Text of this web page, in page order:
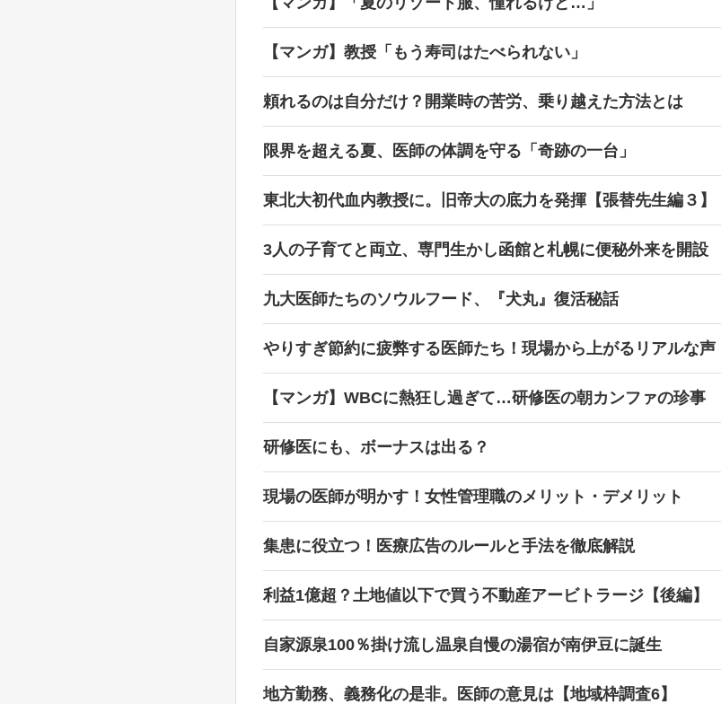
【マンガ】教授「もう寿司はたべられない」
頼れるのは自分だけ？開業時の苦労、乗り越えた方法とは
限界を超える夏、医師の体調を守る「奇跡の一台」
東北大初代血内教授に。旧帝大の底力を発揮【張替先生編３】
3人の子育てと両立、専門生かし函館と札幌に便秘外来を開設
九大医師たちのソウルフード、『犬丸』復活秘話
やりすぎ節約に疲弊する医師たち！現場から上がるリアルな声
【マンガ】WBCに熱狂し過ぎて…研修医の朝カンファの珍事
研修医にも、ボーナスは出る？
現場の医師が明かす！女性管理職のメリット・デメリット
集患に役立つ！医療広告のルールと手法を徹底解説
利益1億超？土地値以下で買う不動産アービトラージ【後編】
自家源泉100％掛け流し温泉自慢の湯宿が南伊豆に誕生
地方勤務、義務化の是非。医師の意見は【地域枠調査6】